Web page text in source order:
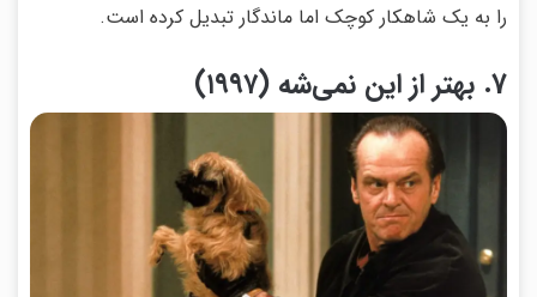
را به یک شاهکار کوچک اما ماندگار تبدیل کرده است.
7. بهتر از این نمی‌شه (۱۹۹۷)